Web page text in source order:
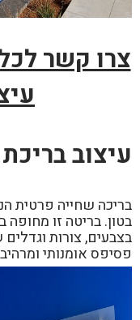
צרו קשר
עיצוב
בריכה שחייה פרטית
בטון. בריטה זו
בצבעים, צורות
פסיפס אומנותי ומרהיב